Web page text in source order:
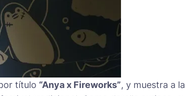
título “Anya x Fireworks”, y muestra a la